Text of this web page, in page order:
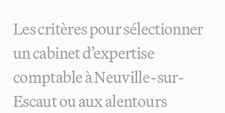
Les critères pour sélectionner
un cabinet d’expertise
comptable à Neuville-sur-
Escaut ou aux alentours